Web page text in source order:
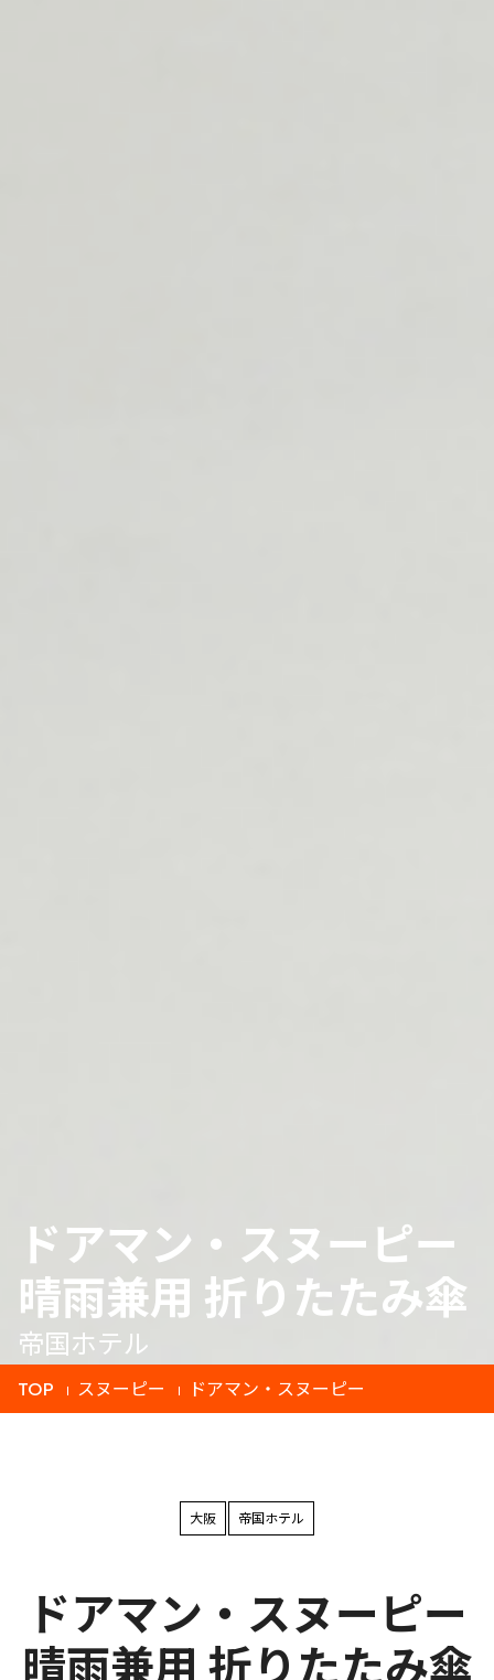
ドアマン・スヌーピー
晴雨兼用 折りたたみ傘
帝国ホテル
TOP スヌーピー ドアマン・スヌーピー
大阪 帝国ホテル
ドアマン・スヌーピー
晴雨兼用 折りたたみ傘